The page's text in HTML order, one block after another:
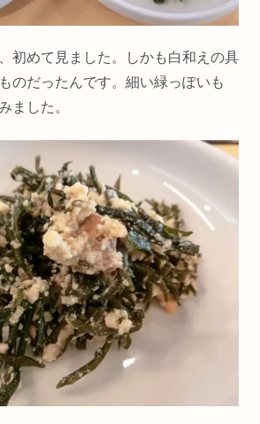
初めて見ました。しかも白和えの具
のだったんです。細い緑っぽいも
ました。